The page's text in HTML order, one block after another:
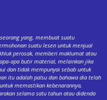
yang, membuat suatu
suatu lesen untuk menjual
perosak, memberi maklumat atau
apa butir material, melainkan jika
dan tidak mempunyai sebab untuk
itu adalah palsu dan bahawa dia telah
memastikan kebenarannya,
selama satu tahun atau didenda